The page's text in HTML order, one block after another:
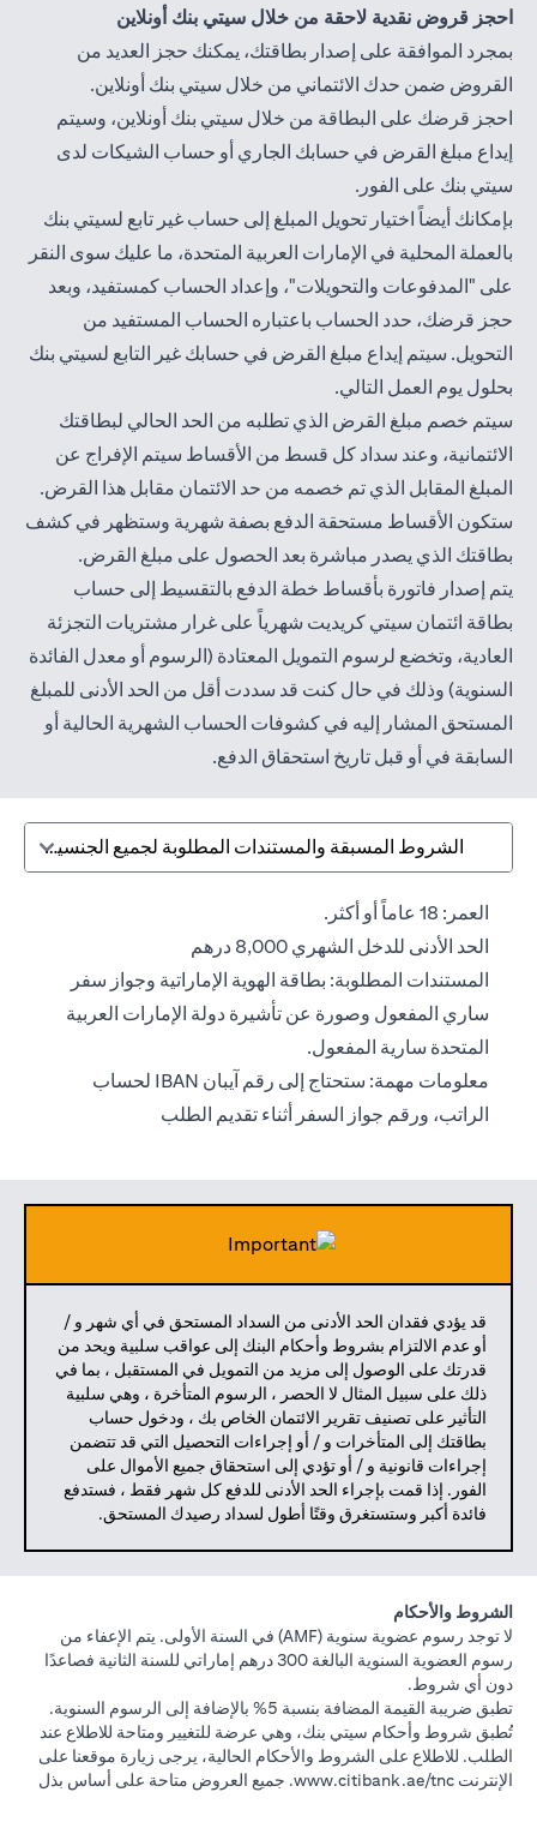
احجز قروض نقدية لاحقة من خلال سيتي بنك أونلاين
بمجرد الموافقة على إصدار بطاقتك، يمكنك حجز العديد من
القروض ضمن حدك الائتماني من خلال سيتي بنك أونلاين.
احجز قرضك على البطاقة من خلال سيتي بنك أونلاين، وسيتم
إيداع مبلغ القرض في حسابك الجاري أو حساب الشيكات لدى
سيتي بنك على الفور.
بإمكانك أيضاً اختيار تحويل المبلغ إلى حساب غير تابع لسيتي بنك
بالعملة المحلية في الإمارات العربية المتحدة، ما عليك سوى النقر
على "المدفوعات والتحويلات"، وإعداد الحساب كمستفيد، وبعد
حجز قرضك، حدد الحساب باعتباره الحساب المستفيد من
التحويل. سيتم إيداع مبلغ القرض في حسابك غير التابع لسيتي بنك
بحلول يوم العمل التالي.
سيتم خصم مبلغ القرض الذي تطلبه من الحد الحالي لبطاقتك
الائتمانية، وعند سداد كل قسط من الأقساط سيتم الإفراج عن
المبلغ المقابل الذي تم خصمه من حد الائتمان مقابل هذا القرض.
ستكون الأقساط مستحقة الدفع بصفة شهرية وستظهر في كشف
بطاقتك الذي يصدر مباشرة بعد الحصول على مبلغ القرض.
يتم إصدار فاتورة بأقساط خطة الدفع بالتقسيط إلى حساب
بطاقة ائتمان سيتي كريديت شهرياً على غرار مشتريات التجزئة
العادية، وتخضع لرسوم التمويل المعتادة (الرسوم أو معدل الفائدة
السنوية) وذلك في حال كنت قد سددت أقل من الحد الأدنى للمبلغ
المستحق المشار إليه في كشوفات الحساب الشهرية الحالية أو
السابقة في أو قبل تاريخ استحقاق الدفع.
الشروط المسبقة والمستندات المطلوبة لجميع الجنسيات
العمر: 18 عاماً أو أكثر.
الحد الأدنى للدخل الشهري 8,000 درهم
المستندات المطلوبة: بطاقة الهوية الإماراتية وجواز سفر
ساري المفعول وصورة عن تأشيرة دولة الإمارات العربية
المتحدة سارية المفعول.
معلومات مهمة: ستحتاج إلى رقم آيبان IBAN لحساب
الراتب، ورقم جواز السفر أثناء تقديم الطلب
قد يؤدي فقدان الحد الأدنى من السداد المستحق في أي شهر و /
أو عدم الالتزام بشروط وأحكام البنك إلى عواقب سلبية ويحد من
قدرتك على الوصول إلى مزيد من التمويل في المستقبل ، بما في
ذلك على سبيل المثال لا الحصر ، الرسوم المتأخرة ، وهي سلبية
التأثير على تصنيف تقرير الائتمان الخاص بك ، ودخول حساب
بطاقتك إلى المتأخرات و / أو إجراءات التحصيل التي قد تتضمن
إجراءات قانونية و / أو تؤدي إلى استحقاق جميع الأموال على
الفور. إذا قمت بإجراء الحد الأدنى للدفع كل شهر فقط ، فستدفع
فائدة أكبر وستستغرق وقتًا أطول لسداد رصيدك المستحق.
الشروط والأحكام
لا توجد رسوم عضوية سنوية (AMF) في السنة الأولى. يتم الإعفاء من
رسوم العضوية السنوية البالغة 300 درهم إماراتي للسنة الثانية فصاعدًا
دون أي شروط.
تطبق ضريبة القيمة المضافة بنسبة 5% بالإضافة إلى الرسوم السنوية.
تُطبق شروط وأحكام سيتي بنك، وهي عرضة للتغيير ومتاحة للاطلاع عند
الطلب. للاطلاع على الشروط والأحكام الحالية، يرجى زيارة موقعنا على
الإنترنت www.citibank.ae/tnc. جميع العروض متاحة على أساس بذل